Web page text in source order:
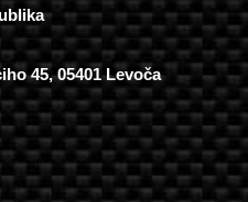
45, 05401 Levoča